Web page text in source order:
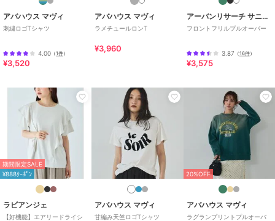
アバハウス マヴィ
刺繍ロゴTシャツ
4.00 （1件）
¥3,520
アバハウス マヴィ
ラメチュールロンT
¥3,960
アーバンリサーチ サニーレーベル
フロントフリルプルオーバー
3.87 （16件）
¥3,575
期間限定SALE
¥888ｸｰﾎﾟﾝ
ラビアンジェ
【好機能】エアリードライシ
アバハウス マヴィ
甘編み天竺ロゴTシャツ
20%OFF
アバハウス マヴィ
ラグランプリントプルオーバ